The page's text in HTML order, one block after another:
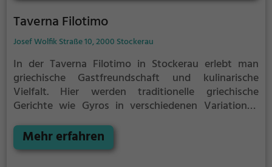
Taverna Filotimo
Josef Wolfik Straße 10, 2000 Stockerau
In der Taverna Filotimo in Stockerau erlebt man
griechische Gastfreundschaft und kulinarische
Vielfalt. Hier werden traditionelle griechische
Gerichte wie Gyros in verschiedenen Variationen
Tauche ein in die entspannte Atmosphäre, spüre das
mediterrane Ambiente und probiere das vielfältige
Mehr erfahren